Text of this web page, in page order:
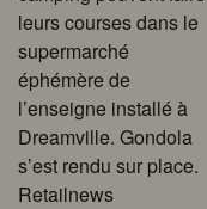
leurs courses dans le
supermarché
éphémère de
l’enseigne installé à
Dreamville. Gondola
s’est rendu sur place.
Retailnews